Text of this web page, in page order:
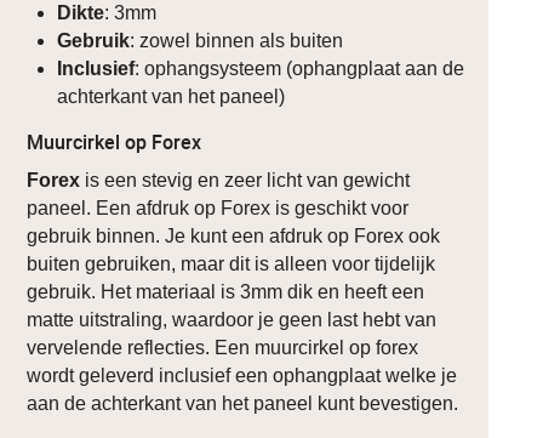
Dikte: 3mm
Gebruik: zowel binnen als buiten
Inclusief: ophangsysteem (ophangplaat aan de
achterkant van het paneel)
Muurcirkel op Forex
Forex is een stevig en zeer licht van gewicht
paneel. Een afdruk op Forex is geschikt voor
gebruik binnen. Je kunt een afdruk op Forex ook
buiten gebruiken, maar dit is alleen voor tijdelijk
gebruik. Het materiaal is 3mm dik en heeft een
matte uitstraling, waardoor je geen last hebt van
vervelende reflecties. Een muurcirkel op forex
wordt geleverd inclusief een ophangplaat welke je
aan de achterkant van het paneel kunt bevestigen.